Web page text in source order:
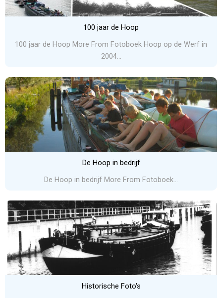
100 jaar de Hoop
100 jaar de Hoop More From Fotoboek Hoop op de Werf in
2004...
De Hoop in bedrijf
De Hoop in bedrijf More From Fotoboek...
Historische Foto's